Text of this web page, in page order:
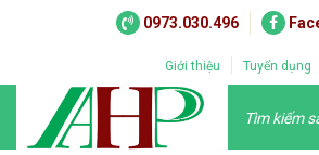
0973.030.496
Giới thiệu Tuyển dụng